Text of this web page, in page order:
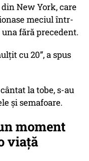
New York, care
meciul într-
fără precedent.
cu 20”, a spus
la tobe, s-au
și semafoare.
moment
viață